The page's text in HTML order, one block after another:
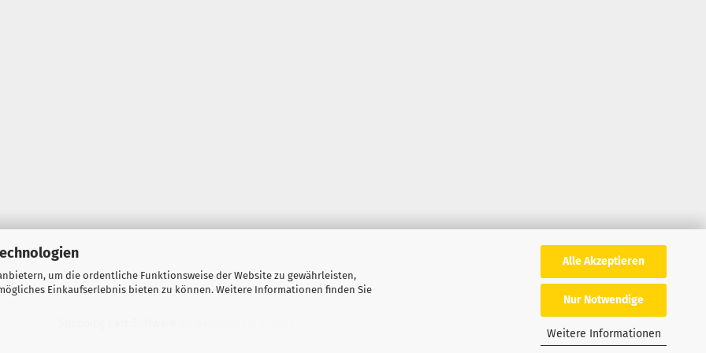
um die ordentliche Funktionsweise der Website zu gewährleisten,
Einkaufserlebnis bieten zu können. Weitere Informationen finden Sie
Alle Akzeptieren
Nur Notwendige
Weitere Informationen